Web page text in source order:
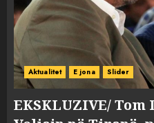
Aktualitet E jona Slider
EKSKLUZIVE/ Tom